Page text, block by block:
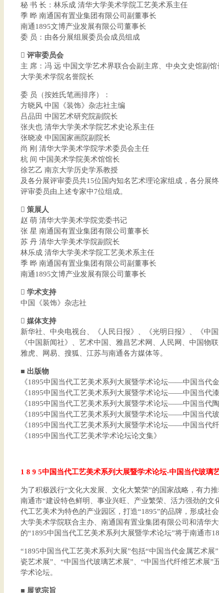
秘 书 长：林乐成 清华大学美术学院工艺美术系主任
季 晔 南通国有置业集团有限公司副董事长
南通1895文博产业发展有限公司董事长
委 员：由各分展组展委员会成员组成
 评审委员会
主 席：冯 远 中国文学艺术界联合会副主席、中央文史馆副
大学美术学院名誉院长
委 员（按姓氏笔画排序）：
方晓风 中国《装饰》杂志社主编
吕品田 中国艺术研究院副院长
张夫也 清华大学美术学院艺术史论系主任
张晓凌 中国国家画院副院长
尚 刚 清华大学美术学院学术委员会主任
杭 间 中国美术学院美术馆馆长
徐艺乙 南京大学历史学系教授
及各分展评审委员共15位国内知名艺术理论家组成，各分展
评审委员由上述专家中7位组成。
 策展人
赵 萌 清华大学美术学院党委书记
张 星 南通国有置业集团有限公司董事长
苏 丹 清华大学美术学院副院长
林乐成 清华大学美术学院工艺美术系主任
季 晔 南通国有置业集团有限公司副董事长
南通1895文博产业发展有限公司董事长
 学术支持
中国《装饰》杂志社
 媒体支持
新华社、中央电视台、《人民日报》、《光明日报》、《中
《中国新闻社》、艺术中国、雅昌艺术网、人民网、中国物
雅虎、网易、搜狐、江苏与南通各方媒体等。
■ 出版物
《1895中国当代工艺美术系列大展暨学术论坛——中国当代
《1895中国当代工艺美术系列大展暨学术论坛——中国当代
《1895中国当代工艺美术系列大展暨学术论坛——中国当代
《1895中国当代工艺美术系列大展暨学术论坛——中国当代
《1895中国当代工艺美术系列大展暨学术论坛——中国当代
《1895中国当代工艺美术学术论坛论文集》
1 8 9 5中国当代工艺美术系列大展暨学术论坛-中国当代玻璃
为了积极践行“文化大发展、文化大繁荣”的国家战略，有力
南通市“建设特色鲜明、事业兴旺、产业繁荣、活力强劲的文
代工艺美术为特色的产业园区，打造“1895”的品牌，形成社
大学美术学院联合主办、南通国有置业集团有限公司和清华
的“1895中国当代工艺美术系列大展暨学术论坛”将于南通市
“1895中国当代工艺美术系列大展”包括“中国当代金属艺术展
瓷艺术展”、“中国当代玻璃艺术展”、“中国当代纤维艺术展”
学术论坛。
■ 展览宗旨